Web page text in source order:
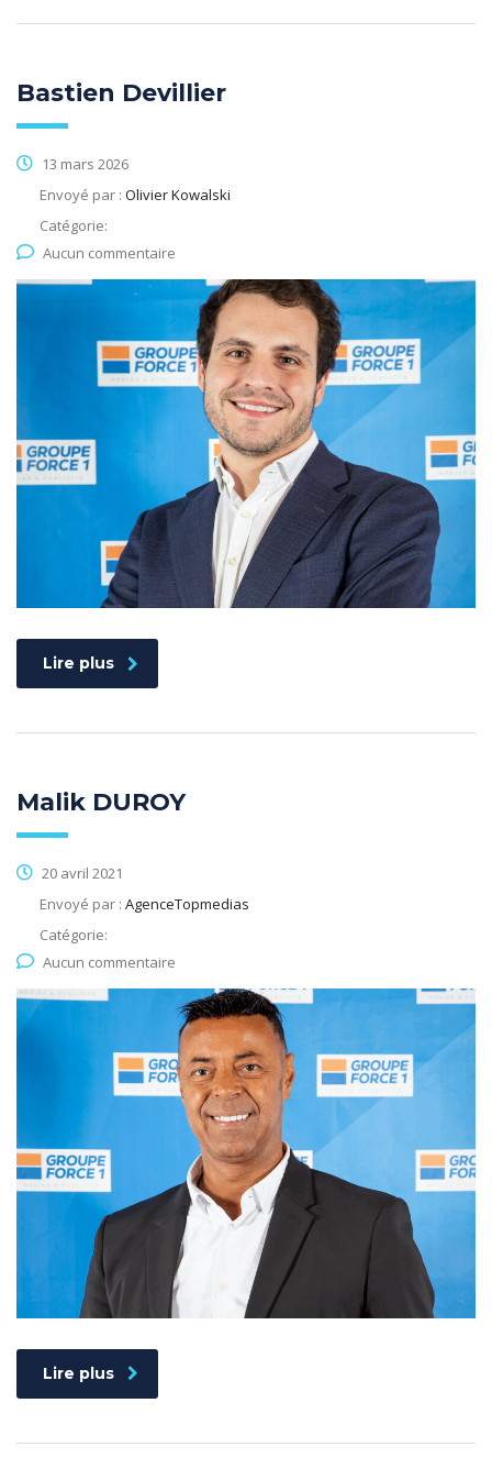
Bastien Devillier
13 mars 2026
Envoyé par : Olivier Kowalski
Catégorie:
Aucun commentaire
Lire plus
Malik DUROY
20 avril 2021
Envoyé par : AgenceTopmedias
Catégorie:
Aucun commentaire
Lire plus